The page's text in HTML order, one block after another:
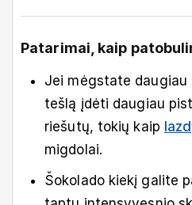
Patarimai, kaip
Jei mėgstate
tešlą įdėti daugiau
riešutų, tokių kaip
migdolai.
Šokolado kiekį galite